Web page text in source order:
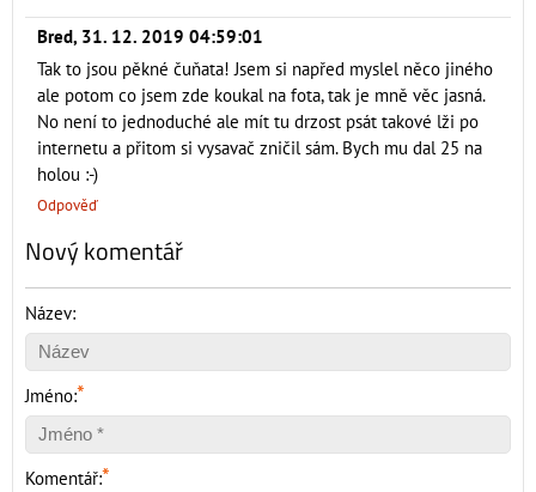
Bred, 31. 12. 2019 04:59:01
Tak to jsou pěkné čuňata! Jsem si napřed myslel něco jiného
ale potom co jsem zde koukal na fota, tak je mně věc jasná.
No není to jednoduché ale mít tu drzost psát takové lži po
internetu a přitom si vysavač zničil sám. Bych mu dal 25 na
holou :-)
Odpověď
Nový komentář
Název:
Jméno:*
Komentář:*